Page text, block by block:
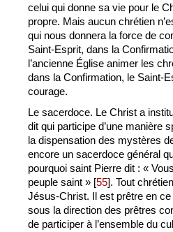
celui qui donne sa vie pour le
propre. Mais aucun chrétien
qui nous donnera la force de
Saint-Esprit, dans la
l’ancienne Église animer les
dans la Confirmation, le Saint-
courage.
Le sacerdoce. Le Christ a
dit qui participe d’une manière
la dispensation des mystères
encore un sacerdoce général
pourquoi saint Pierre dit : «
peuple saint » [55]. Tout
Jésus-Christ. Il est prêtre en ce
sous la direction des prêtres
de participer à l’ensemble du